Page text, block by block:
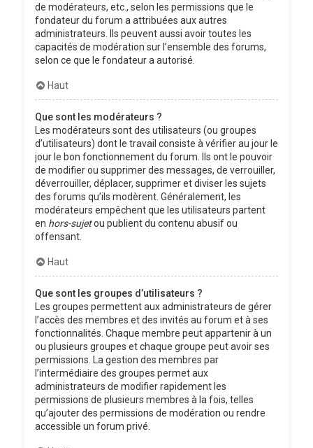
de modérateurs, etc., selon les permissions que le
fondateur du forum a attribuées aux autres
administrateurs. Ils peuvent aussi avoir toutes les
capacités de modération sur l’ensemble des forums,
selon ce que le fondateur a autorisé.
Haut
Que sont les modérateurs ?
Les modérateurs sont des utilisateurs (ou groupes
d’utilisateurs) dont le travail consiste à vérifier au jour le
jour le bon fonctionnement du forum. Ils ont le pouvoir
de modifier ou supprimer des messages, de verrouiller,
déverrouiller, déplacer, supprimer et diviser les sujets
des forums qu’ils modèrent. Généralement, les
modérateurs empêchent que les utilisateurs partent
en hors-sujetou publient du contenu abusif ou
offensant.
Haut
Que sont les groupes d’utilisateurs ?
Les groupes permettent aux administrateurs de gérer
l’accès des membres et des invités au forum et à ses
fonctionnalités. Chaque membre peut appartenir à un
ou plusieurs groupes et chaque groupe peut avoir ses
permissions. La gestion des membres par
l’intermédiaire des groupes permet aux
administrateurs de modifier rapidement les
permissions de plusieurs membres à la fois, telles
qu’ajouter des permissions de modération ou rendre
accessible un forum privé.